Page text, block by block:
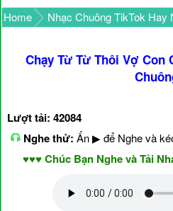
Home Nhạc Chuông TikTok Hay
Chạy Từ Từ Thôi Vợ Con
Lượt tải: 42084
Nghe thử: Ấn ▶ để Nghe và
♥♥♥ Chúc Bạn Nghe và Tải